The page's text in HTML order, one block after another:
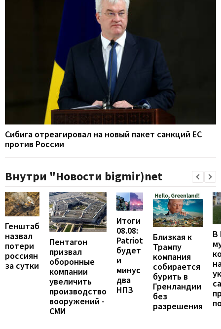
Сибига отреагировал на новый пакет санкций ЕС
против России
Внутри "Новости bigmir)net
Генштаб
назвал
потери
россиян
за сутки
Пентагон
призвал
оборонные
компании
увеличить
производство
вооружений -
СМИ
Итоги
08.08:
Patriot
будет
и
минус
два
НПЗ
Близкая к
Трампу
компания
собирается
бурить в
Гренландии
без
разрешения
В